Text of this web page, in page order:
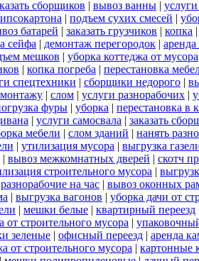
сборщиков | вывоз ванны |
| подъем сухих смесей |
батарей | заказать грузчиков | копка
сейфа | демонтаж перегородок |
мешков | уборка коттеджа от мусора
| копка погреба | перестановка
спецтехники | сборщики недорого |
| слом | услуги разнорабочих |
фуры | уборка | перестановка в
| услуги самосвала | заказать
мебели | слом зданий | нанять
| утилизация мусора | выгрузка
| вывоз межкомнатных дверей | скотч
строительного мусора |
разнорабочие на час | вывоз оконных
| выгрузка вагонов | уборка дачи от
| мешки белые | квартирный переезд
от строительного мусора |
зеленые | офисный переезд | аренда
от строительного мусора | картонные